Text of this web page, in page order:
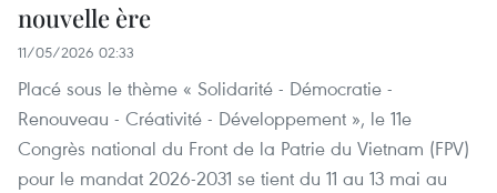
nouvelle ère
11/05/2026 02:33
Placé sous le thème « Solidarité - Démocratie -
Renouveau - Créativité - Développement », le 11e
Congrès national du Front de la Patrie du Vietnam (FPV)
pour le mandat 2026-2031 se tient du 11 au 13 mai au